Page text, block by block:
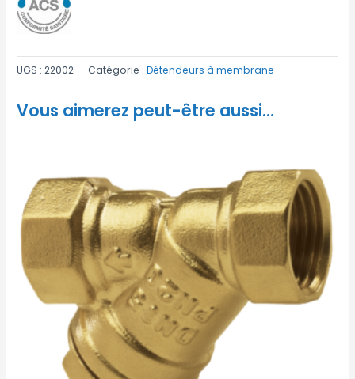
UGS :22002 Catégorie :Détendeurs à membrane
Vous aimerez peut-être aussi…